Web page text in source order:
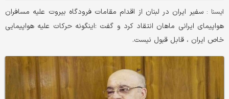
ايسنا :سفیر ایران در لبنان از اقدام مقامات فرودگاه بیروت علیه مسافران
هواپیمای ایرانی ماهان انتقاد کرد و گفت :اینگونه حرکات علیه هواپیمایی
خاص ایران ، قابل قبول نیست.